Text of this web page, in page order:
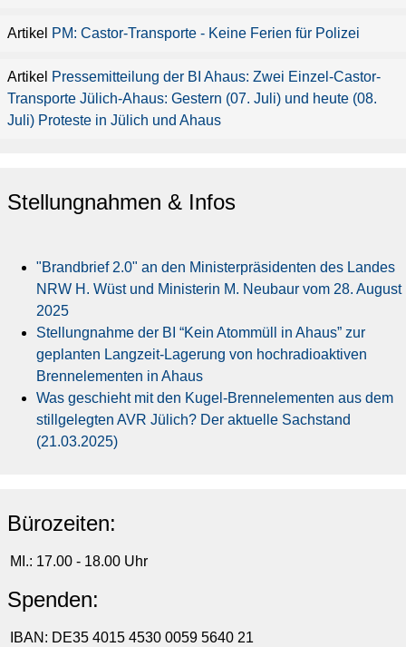
PM: Castor-Transporte - Keine Ferien für Polizei
Pressemitteilung der BI Ahaus: Zwei Einzel-Castor-
Transporte Jülich-Ahaus: Gestern (07. Juli) und heute (08.
Juli) Proteste in Jülich und Ahaus
Stellungnahmen & Infos
"Brandbrief 2.0" an den Ministerpräsidenten des Landes
NRW H. Wüst und Ministerin M. Neubaur vom 28. August
2025
Stellungnahme der BI “Kein Atommüll in Ahaus” zur
geplanten Langzeit-Lagerung von hochradioaktiven
Brennelementen in Ahaus
Was geschieht mit den Kugel-Brennelementen aus dem
stillgelegten AVR Jülich? Der aktuelle Sachstand
(21.03.2025)
Bürozeiten:
MI.: 17.00 - 18.00 Uhr
Spenden:
IBAN: DE35 4015 4530 0059 5640 21